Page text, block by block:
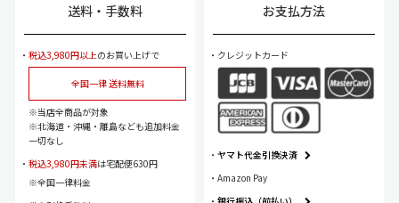
送料・手数料
税込3,980円以上のお買い上げで
全国一律 送料無料
当店全商品が対象
北海道・沖縄・離島なども追加料金
一切なし
税込3,980円未満は宅配便630円
全国一律料金
お支払方法
クレジットカード
ヤマト代金引換決済
Amazon Pay